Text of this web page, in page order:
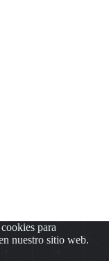
para
nuestro sitio web.